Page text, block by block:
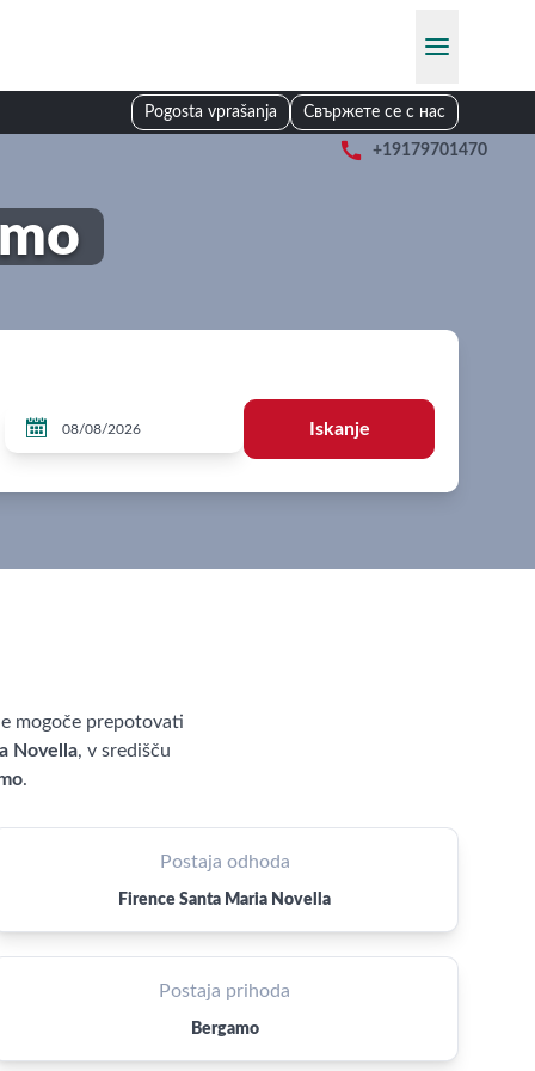
Pogosta vprašanja Свържете се с нас
 +19179701470
 Iskanje
mogoče prepotovati
Novella, v središču
.
Postaja odhoda
Firence Santa Maria Novella
Postaja prihoda
Bergamo